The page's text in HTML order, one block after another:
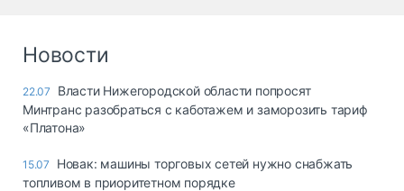
Новости
22.07
Власти Нижегородской области попросят
Минтранс разобраться с каботажем и заморозить тариф
«Платона»
15.07
Новак: машины торговых сетей нужно снабжать
топливом в приоритетном порядке